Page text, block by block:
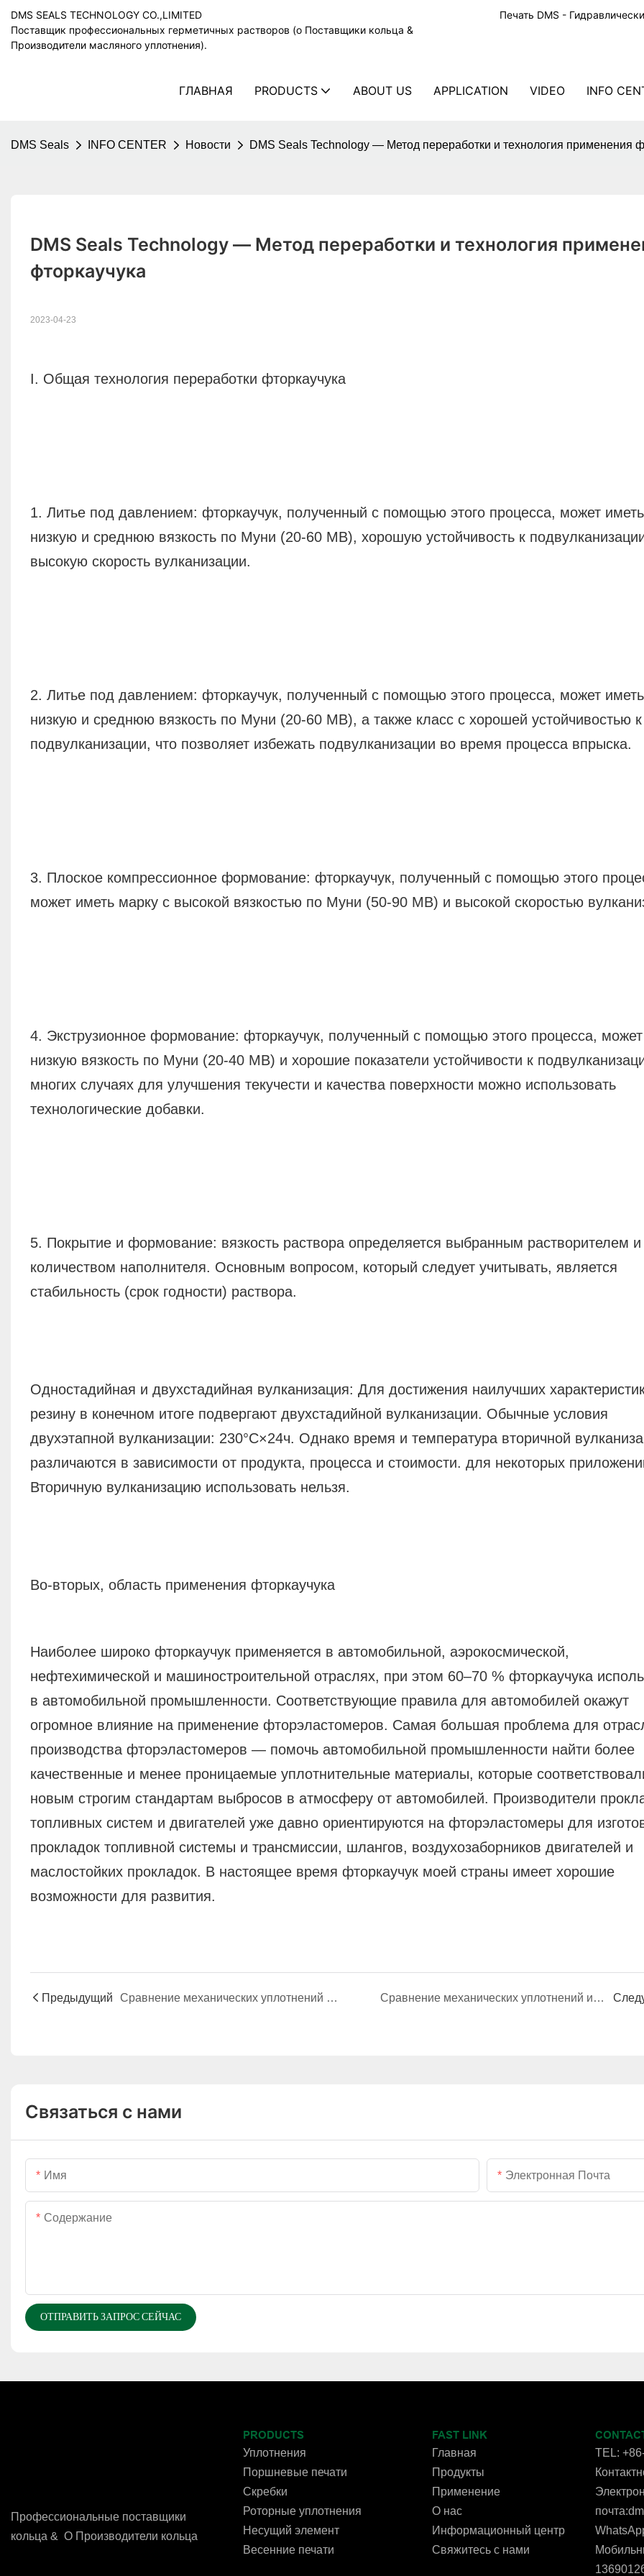
DMS SEALS TECHNOLOGY CO.,LIMITED
Поставщик профессиональных герметичных растворов (o Поставщики кольца &
Производители масляного уплотнения).
Печать DMS -
ГЛАВНАЯ PRODUCTS ABOUT US APPLICATION VIDEO INFO
DMS Seals INFO CENTER Новости DMS Seals Technology — Метод переработки и технология применения
DMS Seals Technology — Метод переработки и технология
фторкаучука
2023-04-23
I. Общая технология переработки фторкаучука
1. Литье под давлением: фторкаучук, полученный с помощью этого процесса, может иметь
низкую и среднюю вязкость по Муни (20-60 МВ), хорошую устойчивость к
высокую скорость вулканизации.
2. Литье под давлением: фторкаучук, полученный с помощью этого процесса, может иметь
низкую и среднюю вязкость по Муни (20-60 МВ), а также класс с хорошей устойчивостью к
подвулканизации, что позволяет избежать подвулканизации во время процесса впрыска.
3. Плоское компрессионное формование: фторкаучук, полученный с помощью этого
может иметь марку с высокой вязкостью по Муни (50-90 МВ) и высокой скоростью
4. Экструзионное формование: фторкаучук, полученный с помощью этого процесса,
низкую вязкость по Муни (20-40 МВ) и хорошие показатели устойчивости к
многих случаях для улучшения текучести и качества поверхности можно использовать
технологические добавки.
5. Покрытие и формование: вязкость раствора определяется выбранным растворителем и
количеством наполнителя. Основным вопросом, который следует учитывать, является
стабильность (срок годности) раствора.
Одностадийная и двухстадийная вулканизация: Для достижения наилучших
резину в конечном итоге подвергают двухстадийной вулканизации. Обычные условия
двухэтапной вулканизации: 230°C×24ч. Однако время и температура вторичной
различаются в зависимости от продукта, процесса и стоимости. для некоторых
Вторичную вулканизацию использовать нельзя.
Во-вторых, область применения фторкаучука
Наиболее широко фторкаучук применяется в автомобильной, аэрокосмической,
нефтехимической и машиностроительной отраслях, при этом 60–70 % фторкаучука
в автомобильной промышленности. Соответствующие правила для автомобилей окажут
огромное влияние на применение фторэластомеров. Самая большая проблема для
производства фторэластомеров — помочь автомобильной промышленности найти более
качественные и менее проницаемые уплотнительные материалы, которые
новым строгим стандартам выбросов в атмосферу от автомобилей. Производители
топливных систем и двигателей уже давно ориентируются на фторэластомеры для
прокладок топливной системы и трансмиссии, шлангов, воздухозаборников двигателей и
маслостойких прокладок. В настоящее время фторкаучук моей страны имеет хорошие
возможности для развития.
Предыдущий Сравнение механических уплотнений и сальниковых уплотнений Сравнение механических уплотнений и сальниковых уплотнений1
Связаться с нами
Имя Электронная Почта
Содержание
ОТПРАВИТЬ ЗАПРОС СЕЙЧАС
Профессиональные поставщики
кольца & O Производители кольца
PRODUCTS
Уплотнения
Поршневые печати
Скребки
Роторные уплотнения
Несущий элемент
Весенние печати
FAST LINK
Главная
Продукты
Применение
О нас
Информационный центр
Свяжитесь с нами
TEL: